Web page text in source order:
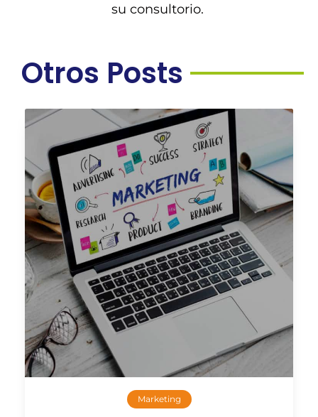
su consultorio.
Otros Posts
Marketing